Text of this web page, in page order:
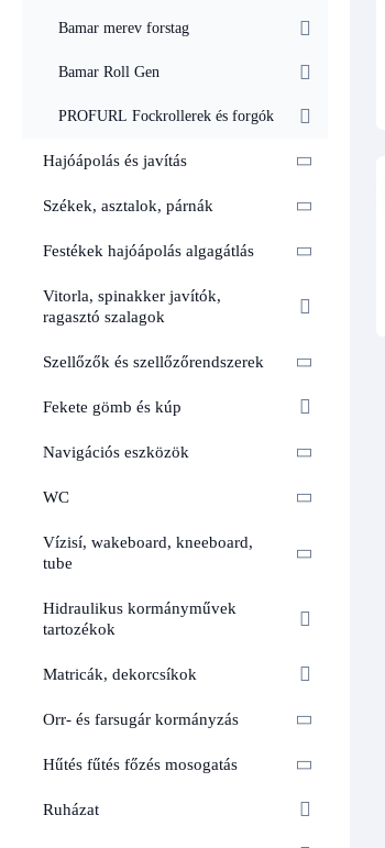
Bamar merev forstag
Bamar Roll Gen
PROFURL Fockrollerek és forgók
Hajóápolás és javítás
Székek, asztalok, párnák
Festékek hajóápolás algagátlás
Vitorla, spinakker javítók,
ragasztó szalagok
Szellőzők és szellőzőrendszerek
Fekete gömb és kúp
Navigációs eszközök
WC
Vízisí, wakeboard, kneeboard,
tube
Hidraulikus kormányművek
tartozékok
Matricák, dekorcsíkok
Orr- és farsugár kormányzás
Hűtés fűtés főzés mosogatás
Ruházat